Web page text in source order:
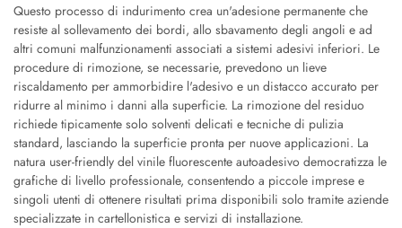
Questo processo di indurimento crea un'adesione permanente che
resiste al sollevamento dei bordi, allo sbavamento degli angoli e ad
altri comuni malfunzionamenti associati a sistemi adesivi inferiori. Le
procedure di rimozione, se necessarie, prevedono un lieve
riscaldamento per ammorbidire l'adesivo e un distacco accurato per
ridurre al minimo i danni alla superficie. La rimozione del residuo
richiede tipicamente solo solventi delicati e tecniche di pulizia
standard, lasciando la superficie pronta per nuove applicazioni. La
natura user-friendly del vinile fluorescente autoadesivo democratizza le
grafiche di livello professionale, consentendo a piccole imprese e
singoli utenti di ottenere risultati prima disponibili solo tramite aziende
specializzate in cartellonistica e servizi di installazione.